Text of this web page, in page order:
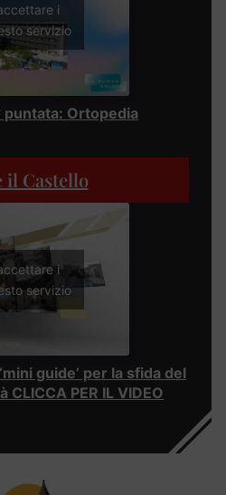
i
servizio
puntata: Ortopedia
il Castello
i
servizio
guide’ per la sfida del
PER IL VIDEO